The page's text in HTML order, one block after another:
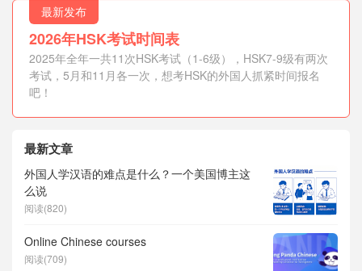
最新发布
2026年HSK考试时间表
2025年全年一共11次HSK考试（1-6级），HSK7-9级有两次
考试，5月和11月各一次，想考HSK的外国人抓紧时间报名
吧！
最新文章
外国人学汉语的难点是什么？一个美国博主这
么说
阅读(820)
Online Chinese courses
阅读(709)